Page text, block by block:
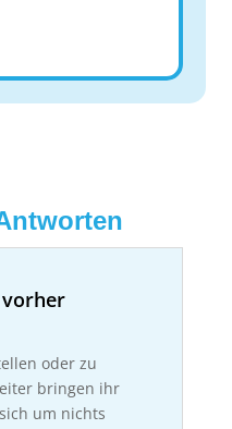
oder zu
bringen ihr
um nichts